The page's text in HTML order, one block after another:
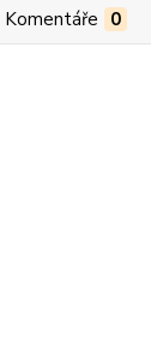
Komentáře 0